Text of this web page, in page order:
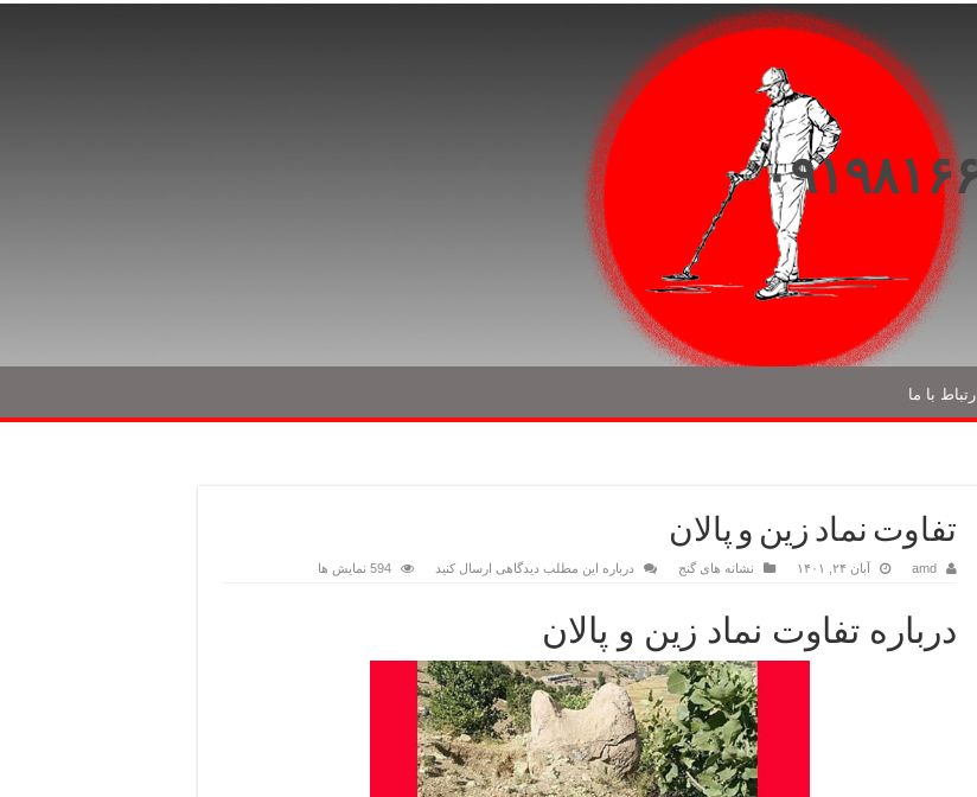
ارتباط با ما
تفاوت نماد زین و پالان
amd آبان ۲۴, ۱۴۰۱ نشانه های گنج درباره این مطلب دیدگاهی ارسال کنید 594 نمایش ها
درباره تفاوت نماد زین و پالان